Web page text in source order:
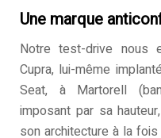
Une marque
Notre test-drive nous
Cupra, lui-même
Seat, à Martorell
imposant par sa
son architecture à la